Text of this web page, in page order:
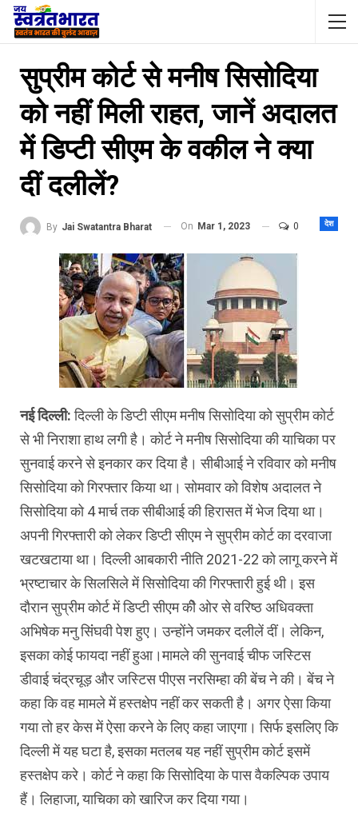
सुप्रीम कोर्ट से मनीष सिसोदिया
को नहीं मिली राहत, जानें अदालत
में डिप्‍टी सीएम के वकील ने क्‍या
दीं दलीलें?
देश
By Jai Swatantra Bharat On Mar 1, 2023 0
नई दिल्‍ली:दिल्‍ली के डिप्‍टी सीएम मनीष सिसोदिया को सुप्रीम कोर्ट
से भी निराशा हाथ लगी है। कोर्ट ने मनीष सिसोदिया की याचिका पर
सुनवाई करने से इनकार कर दिया है। सीबीआई ने रविवार को मनीष
सिसोदिया को गिरफ्तार किया था। सोमवार को विशेष अदालत ने
सिसोदिया को 4 मार्च तक सीबीआई की हिरासत में भेज दिया था।
अपनी ग‍िरफ्तारी को लेकर ड‍िप्‍टी सीएम ने सुप्रीम कोर्ट का दरवाजा
खटखटाया था। द‍िल्‍ली आबकारी नीत‍ि 2021-22 को लागू करने में
भ्रष्‍टाचार के स‍िलसिले में स‍िसोद‍िया की ग‍िरफ्तारी हुई थी। इस
दौरान सुप्रीम कोर्ट में ड‍िप्‍टी सीएम कीे ओर से व‍रिष्‍ठ अधिवक्‍ता
अभ‍िषेक मनु सिंंघवी पेश हुए। उन्‍होंने जमकर दलीलें दीं। लेकिन,
इसका कोई फायदा नहीं हुआ।मामले की सुनवाई चीफ जस्‍ट‍िस
डीवाई चंद्रचूड़ और जस्टिस पीएस नरसिम्‍हा की बेंच ने की। बेंच ने
कहा कि वह मामले में हस्‍तक्षेप नहीं कर सकती है। अगर ऐसा किया
गया तो हर केस में ऐसा करने के लिए कहा जाएगा। सिर्फ इसलिए कि
दिल्‍ली में यह घटा है, इसका मतलब यह नहीं सुप्रीम कोर्ट इसमें
हस्‍तक्षेप करे। कोर्ट ने कहा कि सिसोदिया के पास वैकल्पिक उपाय
हैं। लिहाजा, याचिका को खारिज कर दिया गया।